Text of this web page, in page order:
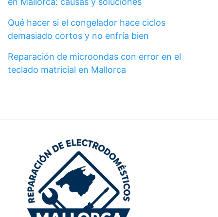
Qué hacer si el congelador hace ciclos
demasiado cortos y no enfría bien
Reparación de microondas con error en el
teclado matricial en Mallorca